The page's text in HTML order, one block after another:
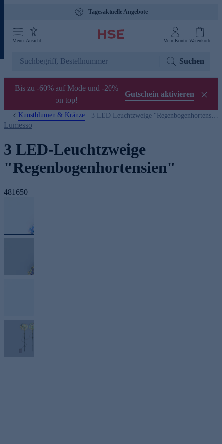
Tagesaktuelle Angebote
Menü Ansicht Mein Konto Warenkorb
Suchen
Bis zu -60% auf Mode und -20%
on top!
Gutschein aktivieren
Kunstblumen & Kränze 3 LED-Leuchtzweige "Regenbogenhortensien"
Lumesso
3 LED-Leuchtzweige
"Regenbogenhortensien"
481650